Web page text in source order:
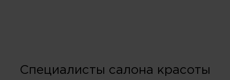
Специалисты салона красоты